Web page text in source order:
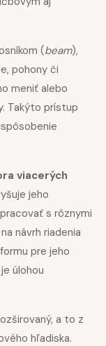
(beam),
pohony či
meniť alebo
Takýto prístup
viacerých
jeho
s rôznymi
návrh riadenia
pre jeho
úlohou
a to z
hľadiska.